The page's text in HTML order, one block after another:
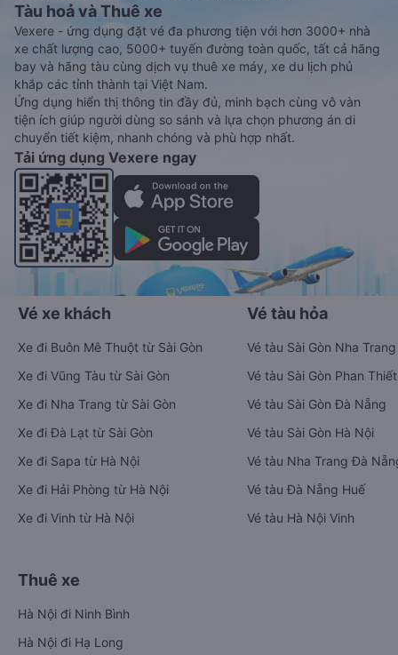
Tàu hoả và Thuê xe
Vexere - ứng dụng đặt vé đa phương tiện với hơn 3000+ nhà
xe chất lượng cao, 5000+ tuyến đường toàn quốc, tất cả hãng
bay và hãng tàu cùng dịch vụ thuê xe máy, xe du lịch phủ
khắp các tỉnh thành tại Việt Nam.
Ứng dụng hiển thị thông tin đầy đủ, minh bạch cùng vô vàn
tiện ích giúp người dùng so sánh và lựa chọn phương án di
chuyển tiết kiệm, nhanh chóng và phù hợp nhất.
Tải ứng dụng Vexere ngay
Vé xe khách
Xe đi Buôn Mê Thuột từ Sài Gòn
Xe đi Vũng Tàu từ Sài Gòn
Xe đi Nha Trang từ Sài Gòn
Xe đi Đà Lạt từ Sài Gòn
Xe đi Sapa từ Hà Nội
Xe đi Hải Phòng từ Hà Nội
Xe đi Vinh từ Hà Nội
Vé tàu hỏa
Vé tàu Sài Gòn Nha Trang
Vé tàu Sài Gòn Phan Thiết
Vé tàu Sài Gòn Đà Nẵng
Vé tàu Sài Gòn Hà Nội
Vé tàu Nha Trang Đà
Vé tàu Đà Nẵng Huế
Vé tàu Hà Nội Vinh
Thuê xe
Hà Nội đi Ninh Bình
Hà Nội đi Hạ Long